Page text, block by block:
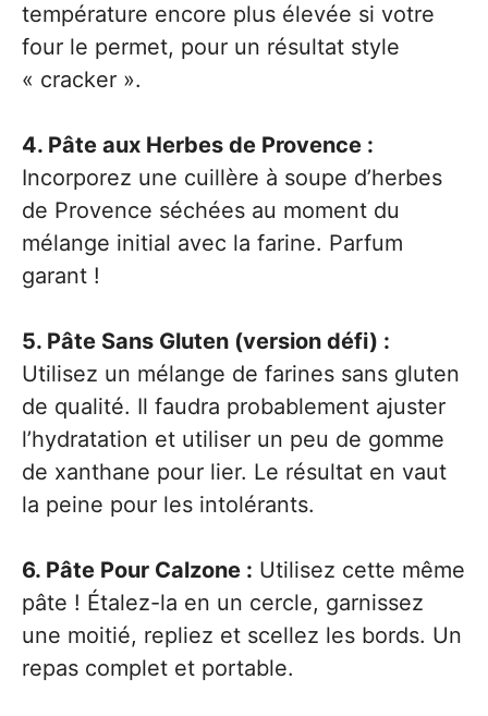
température encore plus élevée si votre
four le permet, pour un résultat style
« cracker ».
4. Pâte aux Herbes de Provence :
Incorporez une cuillère à soupe d’herbes
de Provence séchées au moment du
mélange initial avec la farine. Parfum
garant !
5. Pâte Sans Gluten (version défi) :
Utilisez un mélange de farines sans gluten
de qualité. Il faudra probablement ajuster
l’hydratation et utiliser un peu de gomme
de xanthane pour lier. Le résultat en vaut
la peine pour les intolérants.
6. Pâte Pour Calzone : Utilisez cette même
pâte ! Étalez-la en un cercle, garnissez
une moitié, repliez et scellez les bords. Un
repas complet et portable.